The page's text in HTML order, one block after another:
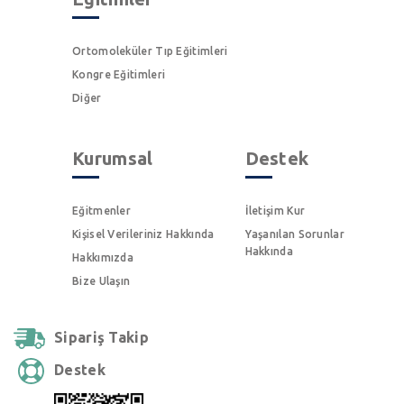
Ortomoleküler Tıp Eğitimleri
Kongre Eğitimleri
Diğer
Kurumsal
Eğitmenler
Kişisel Verileriniz Hakkında
Hakkımızda
Bize Ulaşın
Destek
İletişim Kur
Yaşanılan Sorunlar
Hakkında
Sipariş Takip
Destek